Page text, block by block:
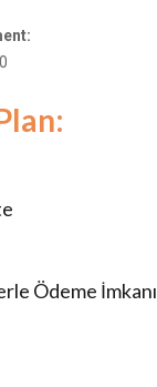
Ödeme İmkanı